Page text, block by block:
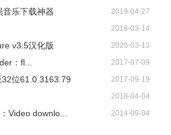
音乐下载神器 2019-04-27
2018-03-14
v3.5汉化版 2020-03-13
：fl... 2017-07-09
位61.0.3163.79 2017-09-19
2018-04-04
Video downlo... 2014-09-04